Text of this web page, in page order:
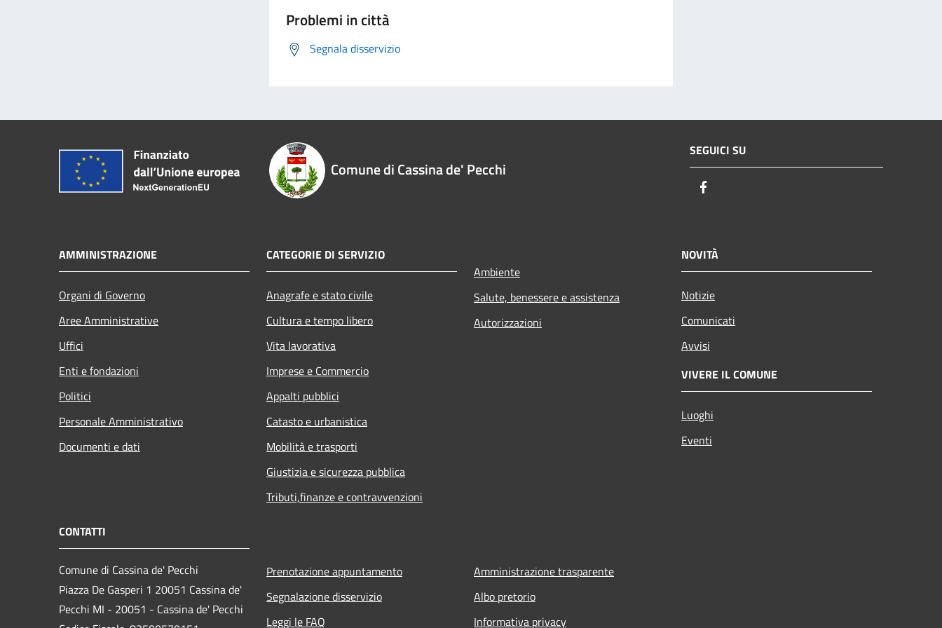
Problemi in città
Segnala disservizio
Comune di Cassina de' Pecchi
SEGUICI SU
AMMINISTRAZIONE
Organi di Governo
Aree Amministrative
Uffici
Enti e fondazioni
Politici
Personale Amministrativo
Documenti e dati
CATEGORIE DI SERVIZIO
Anagrafe e stato civile
Cultura e tempo libero
Vita lavorativa
Imprese e Commercio
Appalti pubblici
Catasto e urbanistica
Mobilità e trasporti
Giustizia e sicurezza pubblica
Tributi,finanze e contravvenzioni
Ambiente
Salute, benessere e assistenza
Autorizzazioni
NOVITÀ
Notizie
Comunicati
Avvisi
VIVERE IL COMUNE
Luoghi
Eventi
CONTATTI
Comune di Cassina de' Pecchi
Piazza De Gasperi 1 20051 Cassina de'
Pecchi MI - 20051 - Cassina de' Pecchi
Prenotazione appuntamento
Segnalazione disservizio
Leggi le FAQ
Amministrazione trasparente
Albo pretorio
Informativa privacy